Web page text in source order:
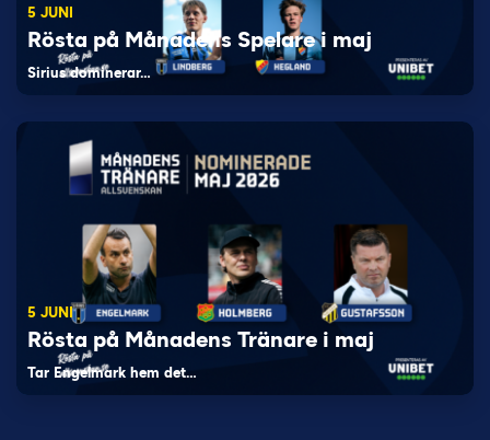
5 JUNI
Rösta på Månadens Spelare i maj
Sirius dominerar…
5 JUNI
Rösta på Månadens Tränare i maj
Tar Engelmark hem det…